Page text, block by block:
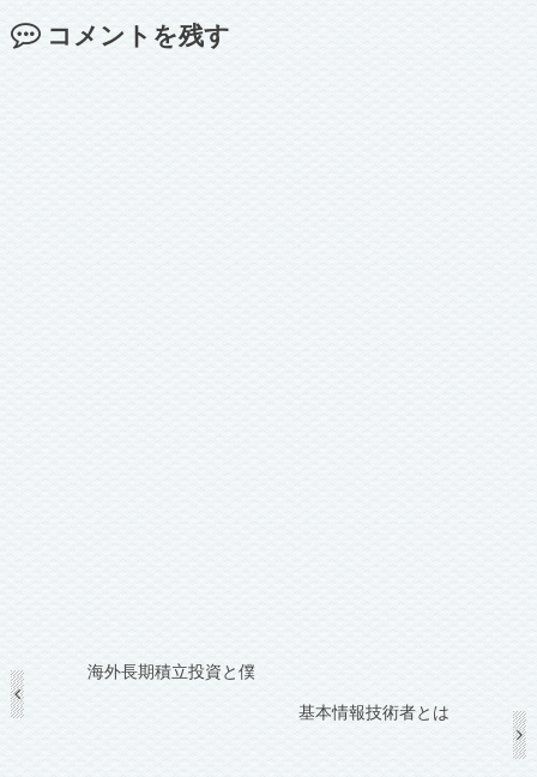
コメントを残す
海外長期積立投資と僕
基本情報技術者とは